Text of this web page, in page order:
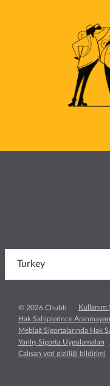
Turkey
© 2026 Chubb
Kullanım
Hak Sahiplerince
Meblağ Sigortalarında Hak
Yanlış Sigorta Uygulamaları
Çalışan veri gizliliği bildirimi